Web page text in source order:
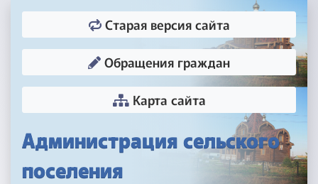
Администрация сельского
поселения
Старая версия сайта
Обращения граждан
Карта сайта